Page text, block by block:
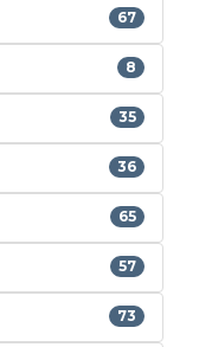
67
8
35
36
65
57
73